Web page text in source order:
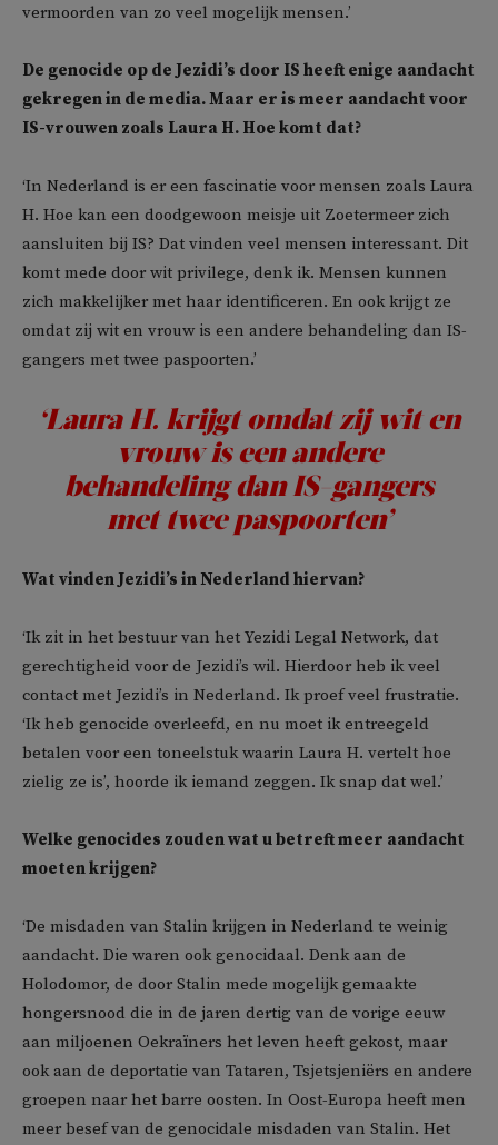
vermoorden van zo veel mogelijk mensen.’
De genocide op de Jezidi’s door IS heeft enige aandacht
gekregen in de media. Maar er is meer aandacht voor
IS-vrouwen zoals Laura H. Hoe komt dat?
‘In Nederland is er een fascinatie voor mensen zoals Laura
H. Hoe kan een doodgewoon meisje uit Zoetermeer zich
aansluiten bij IS? Dat vinden veel mensen interessant. Dit
komt mede door wit privilege, denk ik. Mensen kunnen
zich makkelijker met haar identificeren. En ook krijgt ze
omdat zij wit en vrouw is een andere behandeling dan IS-
gangers met twee paspoorten.’
‘Laura H. krijgt omdat zij wit en
vrouw is een andere
behandeling dan IS-gangers
met twee paspoorten’
Wat vinden Jezidi’s in Nederland hiervan?
‘Ik zit in het bestuur van het Yezidi Legal Network, dat
gerechtigheid voor de Jezidi’s wil. Hierdoor heb ik veel
contact met Jezidi’s in Nederland. Ik proef veel frustratie.
‘Ik heb genocide overleefd, en nu moet ik entreegeld
betalen voor een toneelstuk waarin Laura H. vertelt hoe
zielig ze is’, hoorde ik iemand zeggen. Ik snap dat wel.’
Welke genocides zouden wat u betreft meer aandacht
moeten krijgen?
‘De misdaden van Stalin krijgen in Nederland te weinig
aandacht. Die waren ook genocidaal. Denk aan de
Holodomor, de door Stalin mede mogelijk gemaakte
hongersnood die in de jaren dertig van de vorige eeuw
aan miljoenen Oekraïners het leven heeft gekost, maar
ook aan de deportatie van Tataren, Tsjetsjeniërs en andere
groepen naar het barre oosten. In Oost-Europa heeft men
meer besef van de genocidale misdaden van Stalin. Het